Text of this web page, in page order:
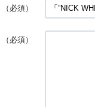
（必須）
（必須）